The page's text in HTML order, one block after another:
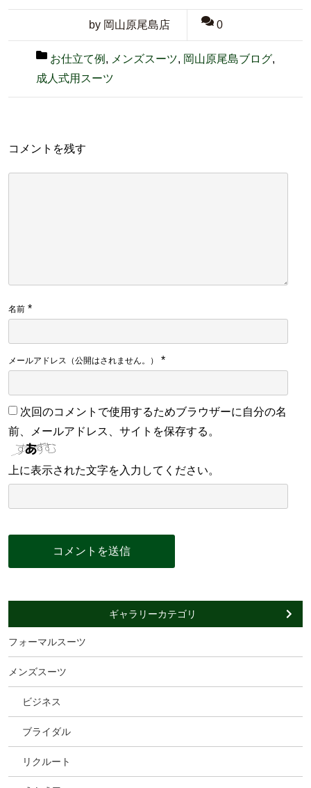
by 岡山原尾島店 0
お仕立て例 , メンズスーツ, 岡山原尾島ブログ,
成人式用スーツ
コメントを残す
名前 *
メールアドレス（公開はされません。） *
次回のコメントで使用するためブラウザーに自分の名
前、メールアドレス、サイトを保存する。
上に表示された文字を入力してください。
ギャラリーカテゴリ
フォーマルスーツ
メンズスーツ
ビジネス
ブライダル
リクルート